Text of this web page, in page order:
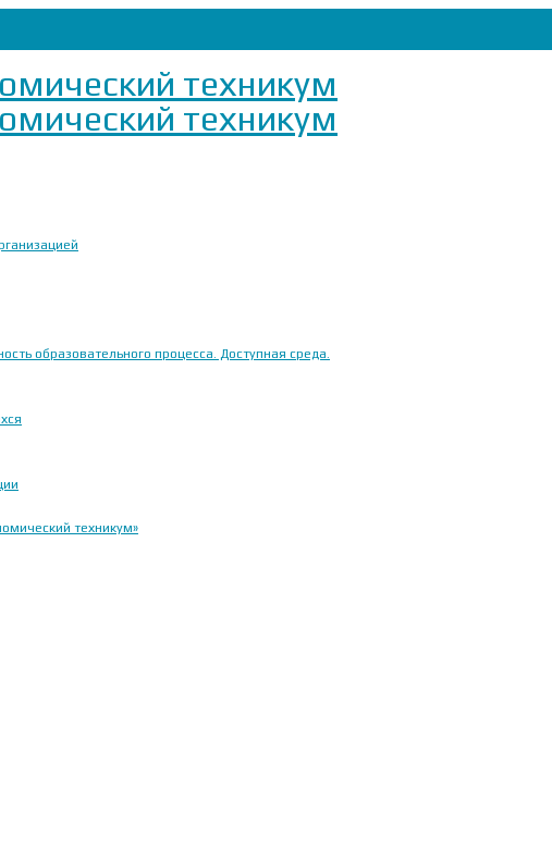
образовательного процесса. Доступная среда.
техникум»